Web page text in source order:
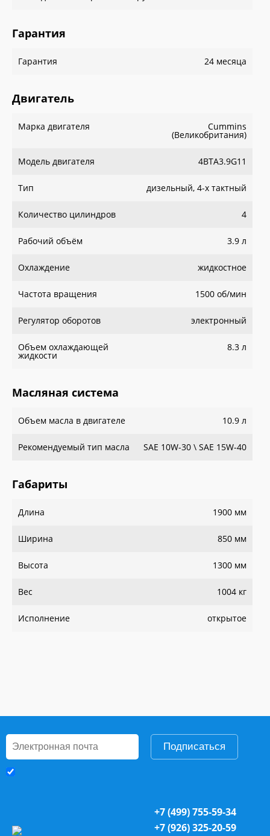
Гарантия
Гарантия 24 месяца
Двигатель
Марка двигателя Cummins
(Великобритания)
Модель двигателя 4BTA3.9G11
Тип дизельный, 4-х тактный
Количество цилиндров 4
Рабочий объём 3.9 л
Охлаждение жидкостное
Частота вращения 1500 об/мин
Регулятор оборотов электронный
Объем охлаждающей
жидкости
8.3 л
Масляная система
Объем масла в двигателе 10.9 л
Рекомендуемый тип масла SAE 10W-30 \ SAE 15W-40
Габариты
Длина 1900 мм
Ширина 850 мм
Высота 1300 мм
Вес 1004 кг
Исполнение открытое
Подписаться
+7 (499) 755-59-34
+7 (926) 325-20-59